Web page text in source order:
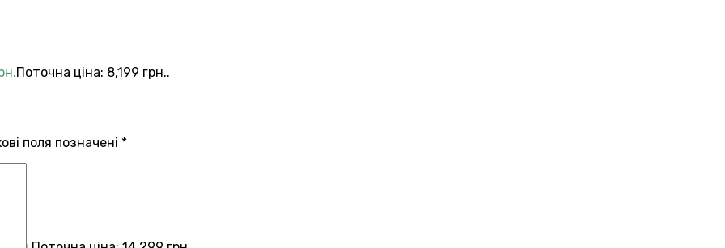
Поточна ціна: 8,199 грн..
поля позначені *